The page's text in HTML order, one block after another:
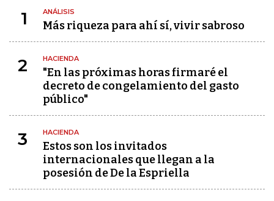
1 ANÁLISIS
Más riqueza para ahí sí, vivir sabroso
2 HACIENDA
"En las próximas horas firmaré el
decreto de congelamiento del gasto
público"
3 HACIENDA
Estos son los invitados
internacionales que llegan a la
posesión de De la Espriella